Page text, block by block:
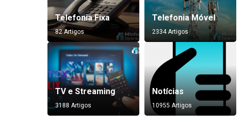
Telefonia Fixa
82 Artigos
Telefonia Móvel
2334 Artigos
TV e Streaming
3188 Artigos
Notícias
10955 Artigos